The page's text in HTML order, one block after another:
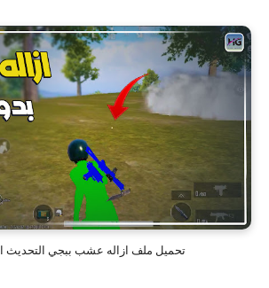
تحميل ملف ازاله عشب ببجي التحديث